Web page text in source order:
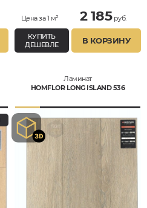
Цена за 1 м² 2 185руб.
КУПИТЬ
ДЕШЕВЛЕ
В КОРЗИНУ
Ламинат
HOMFLOR LONG ISLAND 536